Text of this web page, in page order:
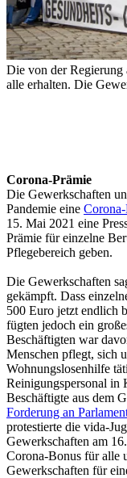
Die von der Regierung
alle erhalten. Die
Corona-Prämie
Die Gewerkschaften
Pandemie eine
15. Mai 2021 eine
Prämie für einzelne
Pflegebereich geben.
Die Gewerkschaften
gekämpft. Dass
500 Euro jetzt endlich
fügten jedoch ein
Beschäftigten war
Menschen pflegt, sich
Wohnungslosenhilfe
Reinigungspersonal in
Beschäftigte aus dem
Forderung an
protestierte die vida-
Gewerkschaften am
Corona-Bonus für alle
Gewerkschaften für